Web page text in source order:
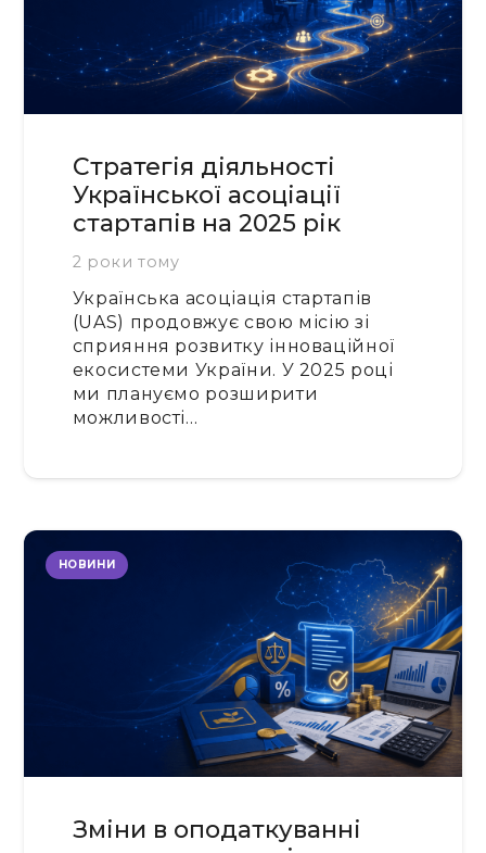
Стратегія діяльності
Української асоціації
стартапів на 2025 рік
2 роки тому
Українська асоціація стартапів
(UAS) продовжує свою місію зі
сприяння розвитку інноваційної
екосистеми України. У 2025 році
ми плануємо розширити
можливості…
НОВИНИ
Зміни в оподаткуванні